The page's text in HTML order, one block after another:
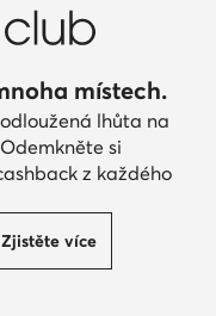
místech.
lhůta na
si
z každého
Zjistěte více